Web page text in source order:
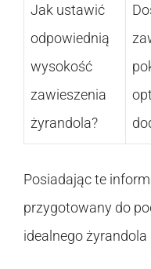
Jak ustawić
odpowiednią
wysokość
zawieszenia
żyrandola?
Posiadając te
przygotowany do
idealnego